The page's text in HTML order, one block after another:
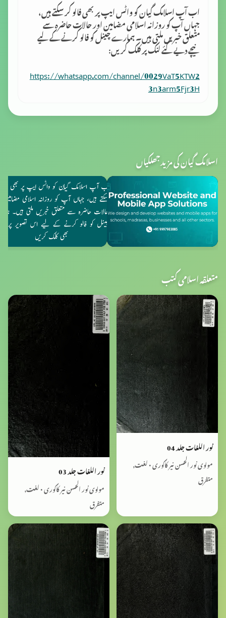
اب آپ اسلامک گِیان کو واٹس ایپ پر بھی فالو کر سکتے ہیں،
جہاں آپ کو روزانہ اسلامی مضامین اور حالات حاضرہ سے
متعلق خبریں ملتی ہیں۔ ہمارے چینل کو فالو کرنے کے لیے
نیچے دیے گئے لنک پر کلک کریں:
https://whatsapp.com/channel/0029VaT5KTW2
3n3arm5Fjr3H
اسلامک گیان کی مزید جھلکیاں
متعلقہ اسلامی کتب
نور اللغات جلد 04
مولوی نور الحسن نیر کاکوری • لغت,
متفرق
نور اللغات جلد 03
مولوی نور الحسن نیر کاکوری • لغت,
متفرق